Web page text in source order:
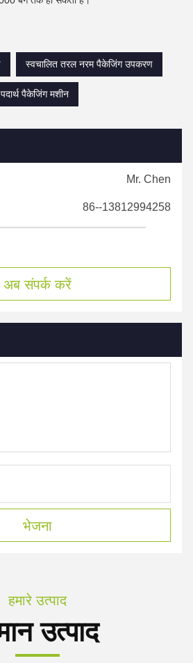
स्वचालित तरल नरम पैकेजिंग उपकरण
पैकेजिंग मशीन
Mr. Chen
86--13812994258
अब संपर्क करें
भेजना
हमारे उत्पाद
उत्पाद